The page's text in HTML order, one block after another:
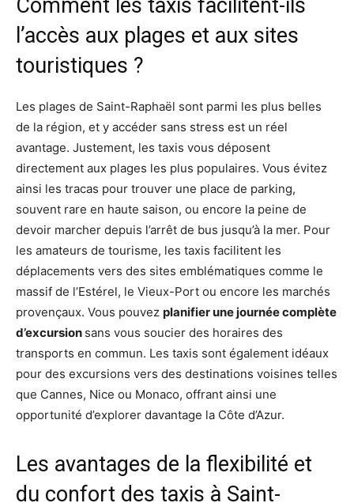
Comment les taxis facilitent-ils
l’accès aux plages et aux sites
touristiques ?
Les plages de Saint-Raphaël sont parmi les plus belles
de la région, et y accéder sans stress est un réel
avantage. Justement, les taxis vous déposent
directement aux plages les plus populaires. Vous évitez
ainsi les tracas pour trouver une place de parking,
souvent rare en haute saison, ou encore la peine de
devoir marcher depuis l’arrêt de bus jusqu’à la mer. Pour
les amateurs de tourisme, les taxis facilitent les
déplacements vers des sites emblématiques comme le
massif de l’Estérel, le Vieux-Port ou encore les marchés
provençaux. Vous pouvez planifier une journée complète
d’excursion sans vous soucier des horaires des
transports en commun. Les taxis sont également idéaux
pour des excursions vers des destinations voisines telles
que Cannes, Nice ou Monaco, offrant ainsi une
opportunité d’explorer davantage la Côte d’Azur.
Les avantages de la flexibilité et
du confort des taxis à Saint-